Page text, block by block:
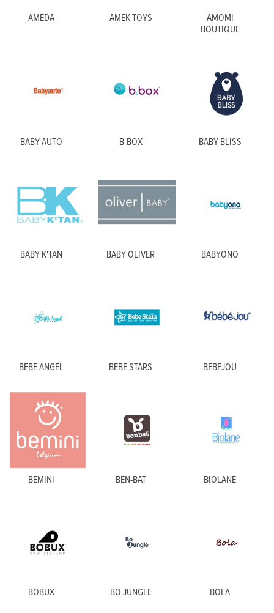
AMEDA AMEK TOYS
AMOMI
BOUTIQUE
BABY AUTO B-BOX BABY BLISS
BABY K'TAN BABY OLIVER BABYONO
BEBE ANGEL BEBE STARS BEBEJOU
BEMINI BEN-BAT BIOLANE
BOBUX BO JUNGLE BOLA